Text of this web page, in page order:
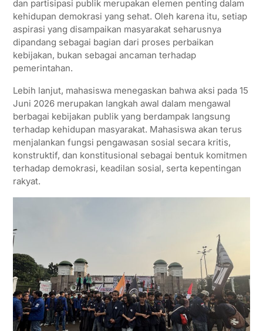
dan partisipasi publik merupakan elemen penting dalam
kehidupan demokrasi yang sehat. Oleh karena itu, setiap
aspirasi yang disampaikan masyarakat seharusnya
dipandang sebagai bagian dari proses perbaikan
kebijakan, bukan sebagai ancaman terhadap
pemerintahan.
Lebih lanjut, mahasiswa menegaskan bahwa aksi pada 15
Juni 2026 merupakan langkah awal dalam mengawal
berbagai kebijakan publik yang berdampak langsung
terhadap kehidupan masyarakat. Mahasiswa akan terus
menjalankan fungsi pengawasan sosial secara kritis,
konstruktif, dan konstitusional sebagai bentuk komitmen
terhadap demokrasi, keadilan sosial, serta kepentingan
rakyat.